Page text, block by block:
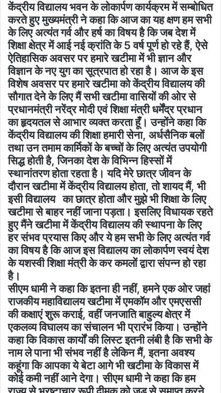
केंद्रीय विद्यालय भवन के लोकार्पण कार्यक्रम में सम्बोधित
करते हुए मुख्यमंत्री ने कहा कि आज का यह क्षण हम सभी
के लिए अत्यंत गर्व और हर्ष का विषय है कि जब देश में
शिक्षा क्षेत्र में आई नई क्रांति के 5 वर्ष पूर्ण हो रहे हैं, ऐसे
ऐतिहासिक अवसर पर हमारे खटीमा में भी ज्ञान और
विज्ञान के नए युग का सूत्रपात हो रहा है। आज के इस
विशेष अवसर पर हमारे खटीमा को केंद्रीय विद्यालय की
सौगात देने के लिए मैं सभी खटीमा वासियों की ओर से
प्रधानमंत्री नरेंद्र मोदी एवं शिक्षा मंत्री धर्मेंद्र प्रधान
का हृदयतल से आभार व्यक्त करता हूँ। उन्होंने कहा कि
केंद्रीय विद्यालय की शिक्षा हमारी सेना, अर्धसैनिक बलों
तथा उन तमाम कार्मिकों के बच्चों के लिए अत्यंत उपयोगी
सिद्ध होती है, जिनका देश के विभिन्न हिस्सों में
स्थानांतरण होता रहता है। यदि मेरे छात्र जीवन के
दौरान खटीमा में केंद्रीय विद्यालय होता, तो शायद मैं, भी
इसी विद्यालय का छात्र होता और मुझे भी शिक्षा के लिए
खटीमा से बाहर नहीं जाना पड़ता। इसलिए विधायक रहते
हुए मैंने खटीमा में केंद्रीय विद्यालय की स्थापना के लिए
हर संभव प्रयास किए और ये हम सभी के लिए अत्यंत गर्व
का विषय है कि आज इस विद्यालय का लोकार्पण स्वयं देश
के यशस्वी शिक्षा मंत्री के कर कमलों द्वारा संपन्न हो रहा
है।
सीएम धामी ने कहा कि इतना ही नहीं, हमने एक ओर जहां
राजकीय महाविद्यालय खटीमा में एमकॉम और एमएससी
की कक्षाएं शुरू कराई, वहीं जनजाति बाहुल्य क्षेत्र में
एकलव्य विघालय का संचालन भी प्रारंभ किया। उन्होंने
कहा कि विकास कार्यों की लिस्ट इतनी लंबी है कि सभी के
नाम ले पाना भी संभव नहीं है लेकिन मैं, इतना अवश्य
कहूंगा कि आपका ये बेटा आगे भी खटीमा के विकास में
कोई कमी नहीं आने देगा। सीएम धामी ने कहा कि हम